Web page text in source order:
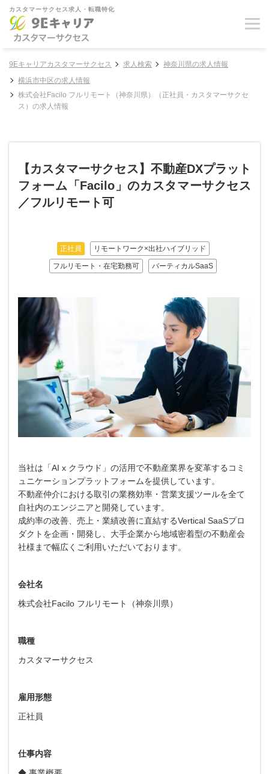
カスタマーサクセス求人・転職特化
9Eキャリアカスタマーサクセス 求人検索
神奈川県の求人情報
横浜市中区の求人情報
株式会社Facilo フルリモート（神奈川県）（正社員・カスタマーサクセ
ス）の求人情報
【カスタマーサクセス】不動産DXプラット
フォーム「Facilo」のカスタマーサクセス
／フルリモート可
正社員 リモートワーク×出社ハイブリッド
フルリモート・在宅勤務可 バーティカルSaaS
当社は「AI x クラウド」の活用で不動産業界を変革するコミ
ュニケーションプラットフォームを提供しています。
不動産仲介における取引の業務効率・営業支援ツールを全て
自社内のエンジニアと開発しています。
成約率の改善、売上・業績改善に直結するVertical SaaSプロ
ダクトを企画・開発し、大手企業から地域密着型の不動産会
社様まで幅広くご利用いただいております。
会社名
株式会社Facilo フルリモート（神奈川県）
職種
カスタマーサクセス
雇用形態
正社員
仕事内容